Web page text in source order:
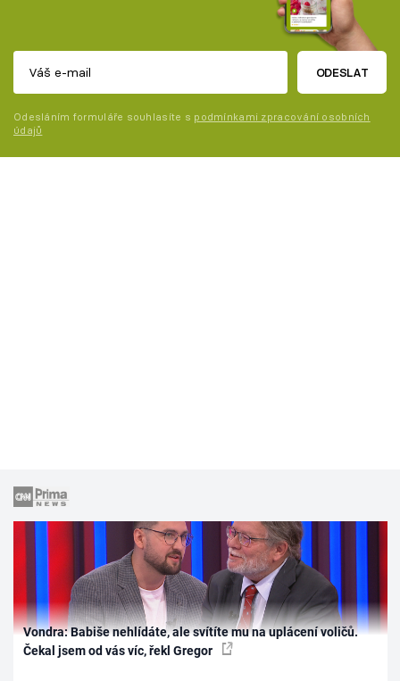
ODESLAT
Odesláním formuláře souhlasíte s podmínkami zpracování osobních
údajů
Vondra: Babiše nehlídáte, ale svítíte mu na uplácení voličů.
Čekal jsem od vás víc, řekl Gregor